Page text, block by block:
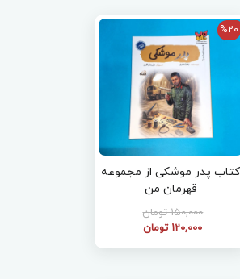
%20
کتاب پدر موشکی از مجموعه
قهرمان من
150,000 تومان
120,000 تومان